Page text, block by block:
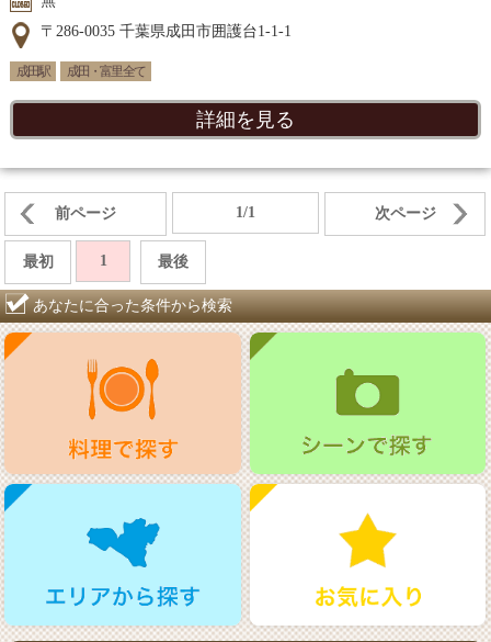
〒286-0035 千葉県成田市囲護台1-1-1
成田駅 成田・富里 全て
詳細を見る
前ページ 1/1 次ページ
最初 1 最後
あなたに合った条件から検索